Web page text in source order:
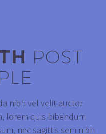
POST
nibh vel velit auctor
lorem quis bibendum
nec sagittis sem nibh